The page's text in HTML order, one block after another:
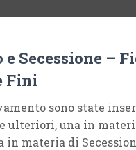
e Secessione –
Fini
sono state
ulteriori, una in
in materia di